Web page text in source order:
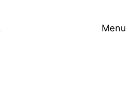
Menu